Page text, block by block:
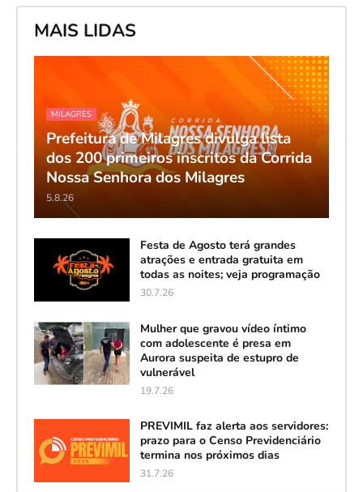
MAIS LIDAS
MILAGRES
Prefeitura de Milagres divulga lista
dos 200 primeiros inscritos da Corrida
Nossa Senhora dos Milagres
5.8.26
Festa de Agosto terá grandes
atrações e entrada gratuita em
todas as noites; veja programação
30.7.26
Mulher que gravou vídeo íntimo
com adolescente é presa em
Aurora suspeita de estupro de
vulnerável
19.7.26
PREVIMIL faz alerta aos servidores:
prazo para o Censo Previdenciário
termina nos próximos dias
31.7.26